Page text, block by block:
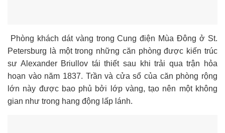
Phòng khách dát vàng trong Cung điện Mùa Đông ở St.
Petersburg là một trong những căn phòng được kiến trúc
sư Alexander Briullov tái thiết sau khi trải qua trận hỏa
hoạn vào năm 1837. Trần và cửa sổ của căn phòng rộng
lớn này được bao phủ bởi lớp vàng, tạo nên một không
gian như trong hang động lấp lánh.